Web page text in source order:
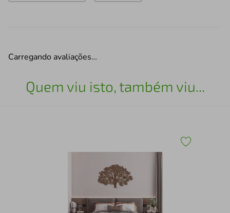
Carregando avaliações…
Quem viu isto, também viu...